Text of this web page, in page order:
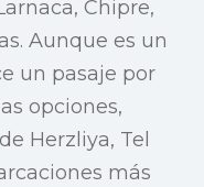
Chipre,
Aunque es un
un pasaje por
opciones,
Herzliya, Tel
más